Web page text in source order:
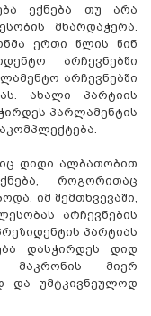
ექნება თუ არა
მხარდაჭერა.
ერთი წლის წინ
არჩევნებში
არჩევნებში
ახალი პარტიის
პარლამენტის
დიდი ალბათობით
როგორითაც
იმ შემთხვევაში,
არჩევნების
პარტიას
დასჭირდეს დიდ
მაკრონის მიერ
და უმტკივნეულოდ